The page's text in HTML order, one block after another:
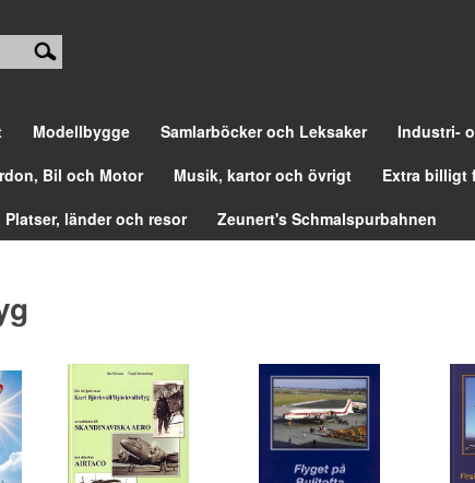
Modellbygge Samlarböcker och Leksaker
Industri-
Bil och Motor Musik, kartor och övrigt Extra billigt
Platser, länder och resor Zeunert's Schmalspurbahnen